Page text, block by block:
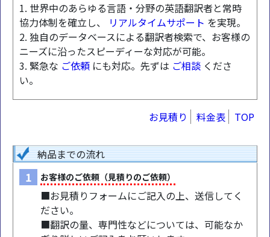
1. 世界中のあらゆる言語・分野の英語翻訳者と常時
協力体制を確立し、
リアルタイムサポート を実現。
2. 独自のデータベースによる翻訳者検索で、お客様の
ニーズに沿ったスピーディーな対応が可能。
3. 緊急な ご依頼 にも対応。先ずは ご相談 くださ
い。
お見積り 料金表 TOP
納品までの流れ
1 お客様のご依頼（見積りのご依頼）
■お見積りフォームにご記入の上、送信してく
ださい。
■翻訳の量、専門性などについては、可能なか